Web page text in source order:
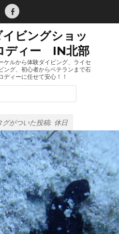
Facebook
ビングショッ
ディー IN北部
ケルから体験ダイビング、ライセ
ング、初心者からベテランまで石
ディーに任せて安心！！
グがついた投稿: 休日